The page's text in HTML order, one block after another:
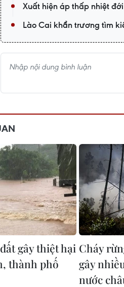
Xuất hiện áp thấp nhiệt
Lào Cai khẩn trương tìm
gây thiệt hại
thành phố
Cháy
gây
nước